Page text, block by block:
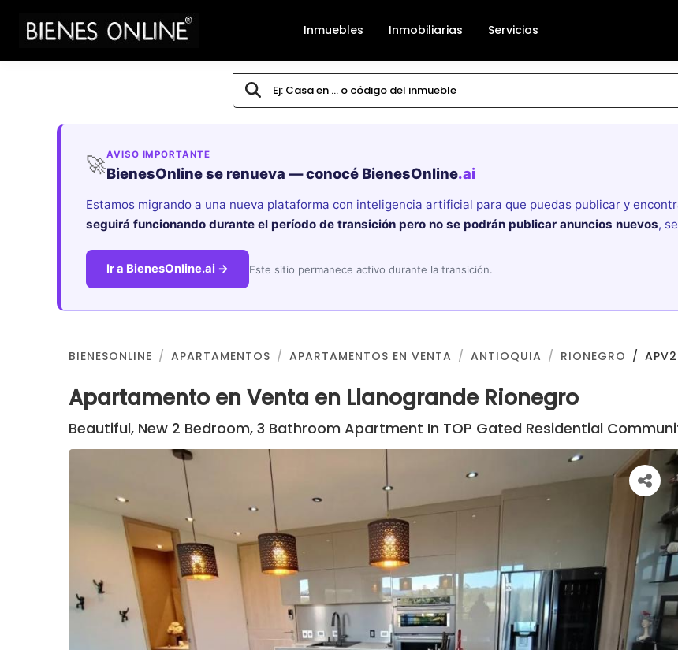
Inmuebles Inmobiliarias Servicios
🚀AVISO IMPORTANTE
BienesOnline se renueva — conocé BienesOnline.ai
Estamos migrando a una nueva plataforma con inteligencia artificial para que puedas publicar y
seguirá funcionando durante el período de transición pero no se podrán publicar anuncios nuevos,
Ir a BienesOnline.ai → Este sitio permanece activo durante la transición.
BIENESONLINE APARTAMENTOS APARTAMENTOS EN VENTA ANTIOQUIA RIONEGRO
Apartamento en Venta en Llanogrande Rionegro
Beautiful, New 2 Bedroom, 3 Bathroom Apartment In TOP Gated Residential